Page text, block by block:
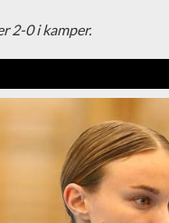
2-0 i kamper.